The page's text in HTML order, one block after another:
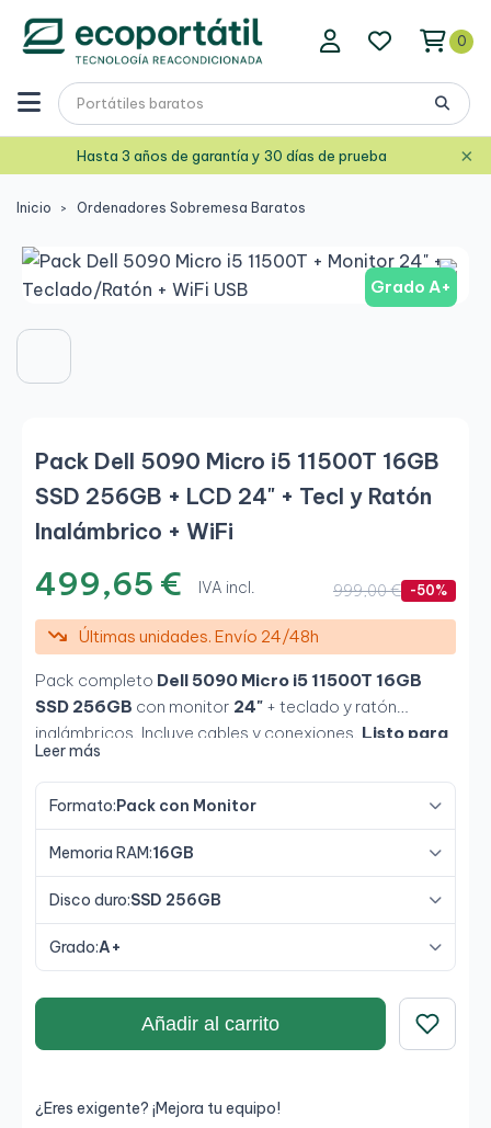
0
Hasta 3 años de garantía y 30 días de prueba ×
Inicio Ordenadores Sobremesa Baratos
Grado A+
Pack Dell 5090 Micro i5 11500T 16GB
SSD 256GB + LCD 24" + Tecl y Ratón
Inalámbrico + WiFi
499,65 € IVA incl. 999,00 € -50%
Últimas unidades. Envío 24/48h
Pack completo Dell 5090 Micro i5 11500T 16GB
SSD 256GB con monitor 24" + teclado y ratón
inalámbricos. Incluye cables y conexiones. Listo para
usar.Incluye adaptador WiFi USB.
Leer más
Formato:Pack con Monitor
Memoria RAM:16GB
Disco duro:SSD 256GB
Grado:A+
Añadir al carrito
¿Eres exigente? ¡Mejora tu equipo!